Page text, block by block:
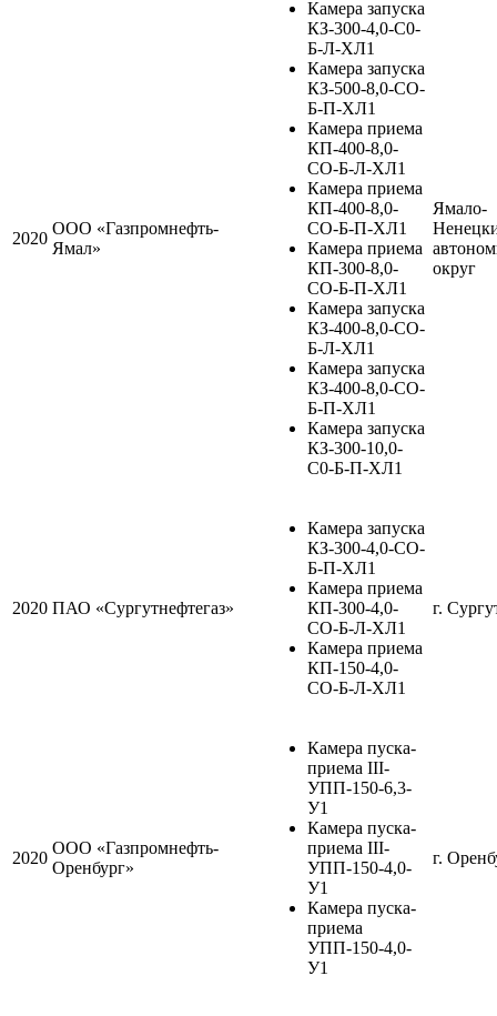
2020
ООО «Газпромнефть-
Ямал»
Камера запуска
КЗ-300-4,0-С0-
Б-Л-ХЛ1
Камера запуска
КЗ-500-8,0-СО-
Б-П-ХЛ1
Камера приема
КП-400-8,0-
СО-Б-Л-ХЛ1
Камера приема
КП-400-8,0-
СО-Б-П-ХЛ1
Камера приема
КП-300-8,0-
СО-Б-П-ХЛ1
Камера запуска
КЗ-400-8,0-СО-
Б-Л-ХЛ1
Камера запуска
КЗ-400-8,0-СО-
Б-П-ХЛ1
Камера запуска
КЗ-300-10,0-
С0-Б-П-ХЛ1
Ямало-
округ
2020 ПАО «Сургутнефтегаз»
Камера запуска
КЗ-300-4,0-СО-
Б-П-ХЛ1
Камера приема
КП-300-4,0-
СО-Б-Л-ХЛ1
Камера приема
КП-150-4,0-
СО-Б-Л-ХЛ1
г.
2020
ООО «Газпромнефть-
Оренбург»
Камера пуска-
приема III-
УПП-150-6,3-
У1
Камера пуска-
приема III-
УПП-150-4,0-
У1
Камера пуска-
приема
УПП-150-4,0-
У1
г.